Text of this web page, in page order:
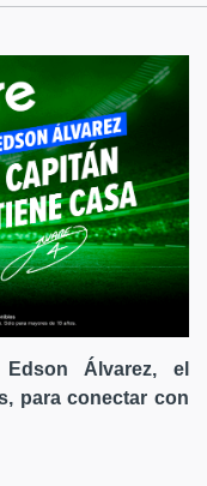
Álvarez, el
para conectar con